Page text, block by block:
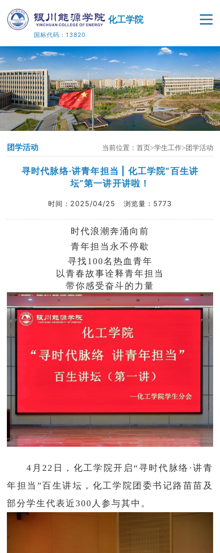
化工学院
国标代码：13820
学院概况
师资队伍
人才培养
教学科研
院企合作
团学活动 当前位置： 首页 学生工作 团学活动
寻时代脉络·讲青年担当 | 化工学院“百生讲
坛”第一讲开讲啦！
时间： 2025/04/25 浏览量： 5773
时代浪潮奔涌向前
青年担当永不停歇
寻找100名热血青年
以青春故事诠释青年担当
带你感受奋斗的力量
4月22日，化工学院开启“寻时代脉络·讲青
年担当”百生讲坛，化工学院团委书记路苗苗及
部分学生代表近300人参与其中。